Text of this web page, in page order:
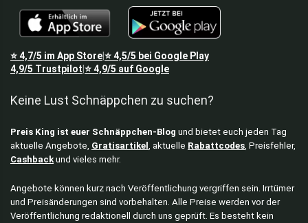
Monitore
PC Mäuse
Preisfehler
Spielzeug
Tastaturen
Thermosflaschen
TV & Video
Alle Kategorien
⭐4,7/5 im App Store⭐4,5/5 bei Google Play
4,9/5 Trustpilot ⭐4,9/5 auf Google
Keine Lust Schnäppchen zu suchen?
Preis King ist euer Schnäppchen-Blog und bietet euch jeden Tag
aktuelle Angebote, Gratisartikel , aktuelle Rabattcodes , Preisfehler,
Cashback und vieles mehr.
Angebote können kurz nach Veröffentlichung vergriffen sein. Irrtümer
und Preisänderungen sind vorbehalten. Alle Preise werden vor der
Veröffentlichung redaktionell durch uns geprüft. Es besteht kein